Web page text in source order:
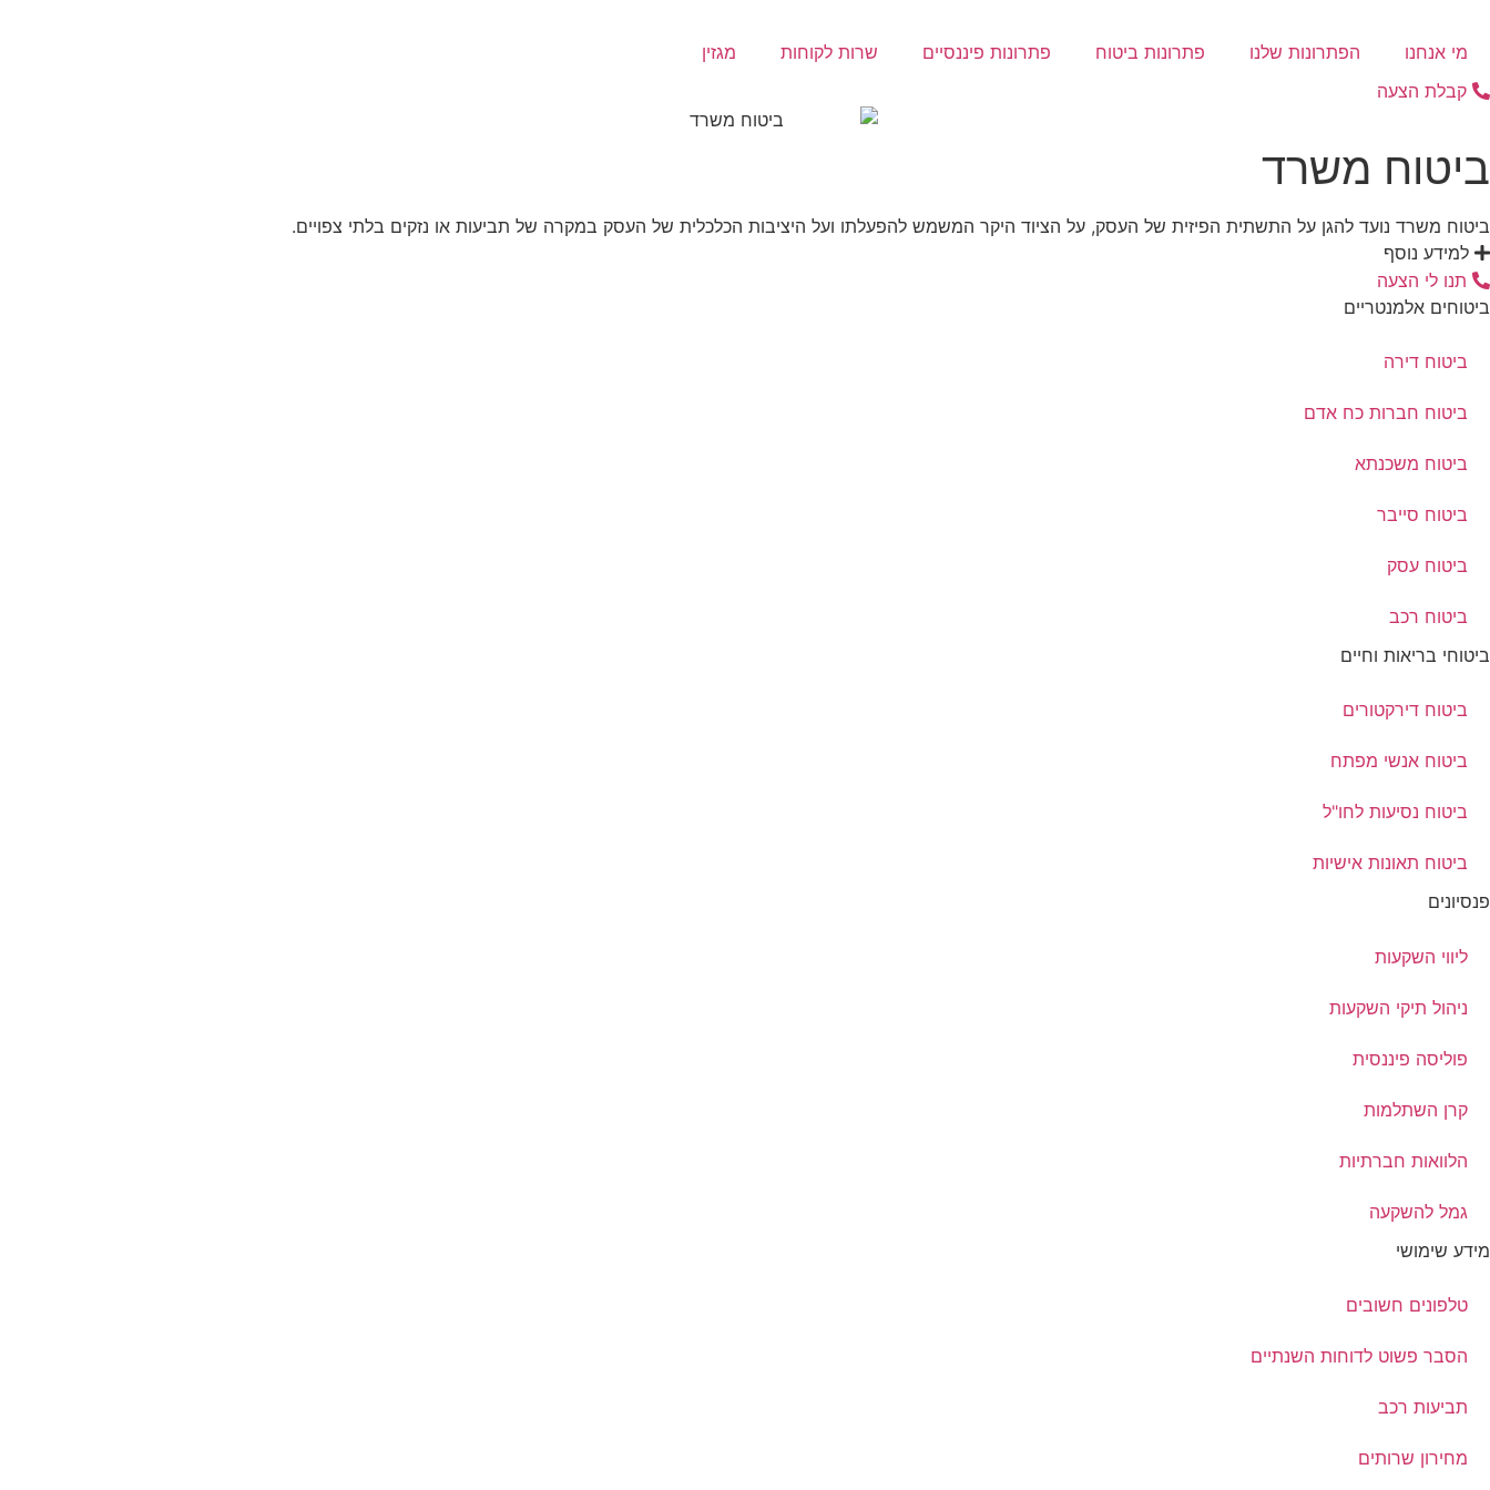
מי אנחנו הפתרונות שלנו פתרונות ביטוח פתרונות פיננסיים שרות לקוחות
מגזין
קבלת הצעה
ביטוח משרד
ביטוח משרד נועד להגן על התשתית הפיזית של העסק, על הציוד היקר המשמש להפעלתו ועל היציבות הכלכלית של העסק במקרה של תביעות או נזקים בלתי צפויים.
למידע נוסף
תנו לי הצעה
ביטוחים אלמנטריים
ביטוח דירה
ביטוח חברות כח אדם
ביטוח משכנתא
ביטוח סייבר
ביטוח עסק
ביטוח רכב
ביטוחי בריאות וחיים
ביטוח דירקטורים
ביטוח אנשי מפתח
ביטוח נסיעות לחו"ל
ביטוח תאונות אישיות
פנסיונים
ליווי השקעות
ניהול תיקי השקעות
פוליסה פיננסית
קרן השתלמות
הלוואות חברתיות
גמל להשקעה
מידע שימושי
טלפונים חשובים
הסבר פשוט לדוחות השנתיים
תביעות רכב
מחירון שרותים